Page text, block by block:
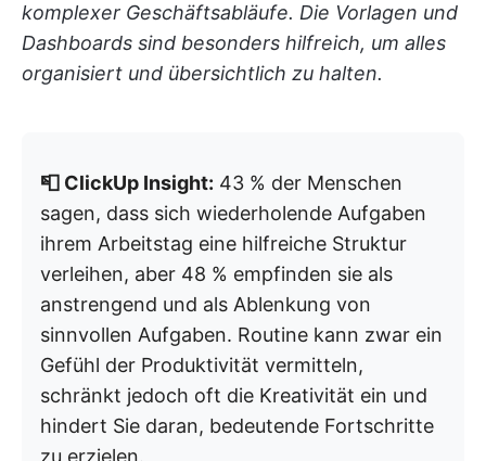
komplexer Geschäftsabläufe. Die Vorlagen und
Dashboards sind besonders hilfreich, um alles
organisiert und übersichtlich zu halten.
📮 ClickUp Insight: 43 % der Menschen
sagen, dass sich wiederholende Aufgaben
ihrem Arbeitstag eine hilfreiche Struktur
verleihen, aber 48 % empfinden sie als
anstrengend und als Ablenkung von
sinnvollen Aufgaben. Routine kann zwar ein
Gefühl der Produktivität vermitteln,
schränkt jedoch oft die Kreativität ein und
hindert Sie daran, bedeutende Fortschritte